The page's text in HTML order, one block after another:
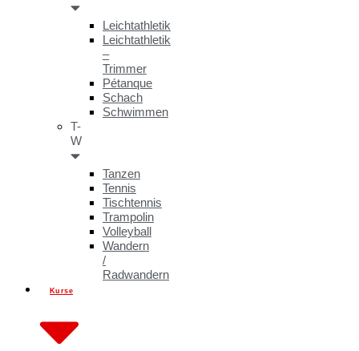
Leichtathletik
Leichtathletik
–
Trimmer
Pétanque
Schach
Schwimmen
T-
W
Tanzen
Tennis
Tischtennis
Trampolin
Volleyball
Wandern
/
Radwandern
Kurse